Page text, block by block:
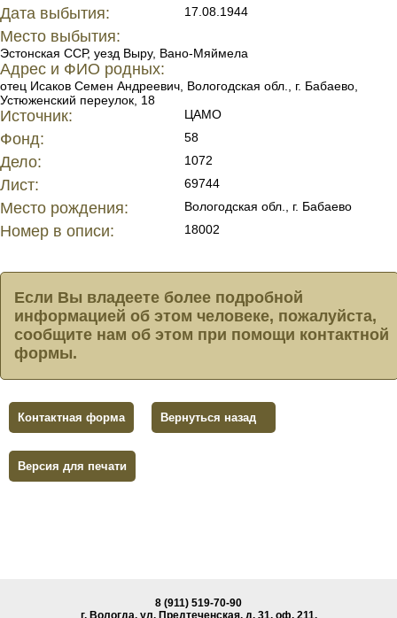
Дата выбытия: 17.08.1944
Место выбытия:
Эстонская ССР, уезд Выру, Вано-Мяймела
Адрес и ФИО родных:
отец Исаков Семен Андреевич, Вологодская обл., г. Бабаево,
Устюженский переулок, 18
Источник: ЦАМО
Фонд: 58
Дело: 1072
Лист: 69744
Место рождения: Вологодская обл., г. Бабаево
Номер в описи: 18002
Если Вы владеете более подробной
информацией об этом человеке, пожалуйста,
сообщите нам об этом при помощи контактной
формы.
Контактная форма Вернуться назад
Версия для печати
8 (911) 519-70-90
г. Вологда, ул. Предтеченская, д. 31, oф. 211.